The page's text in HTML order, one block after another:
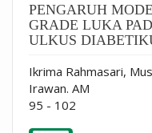
PENGARUH
GRADE LUKA
ULKUS
Ikrima Rahmasari,
Irawan. AM
95 - 102